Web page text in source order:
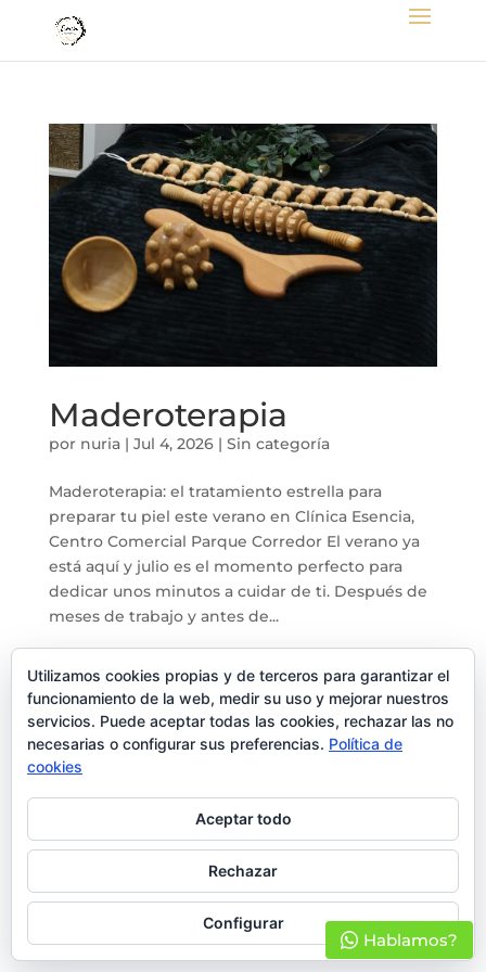
Maderoterapia
por nuria| Jul 4, 2026| Sin categoría
Maderoterapia: el tratamiento estrella para
preparar tu piel este verano en Clínica Esencia,
Centro Comercial Parque Corredor El verano ya
está aquí y julio es el momento perfecto para
dedicar unos minutos a cuidar de ti. Después de
meses de trabajo y antes de...
Entradas recientes
Maderoterapia
Comentarios recientes
Utilizamos cookies propias y de terceros para garantizar el
funcionamiento de la web, medir su uso y mejorar nuestros
servicios. Puede aceptar todas las cookies, rechazar las no
necesarias o configurar sus preferencias. Política de
cookies
Aceptar todo
Rechazar
Configurar
Hablamos?